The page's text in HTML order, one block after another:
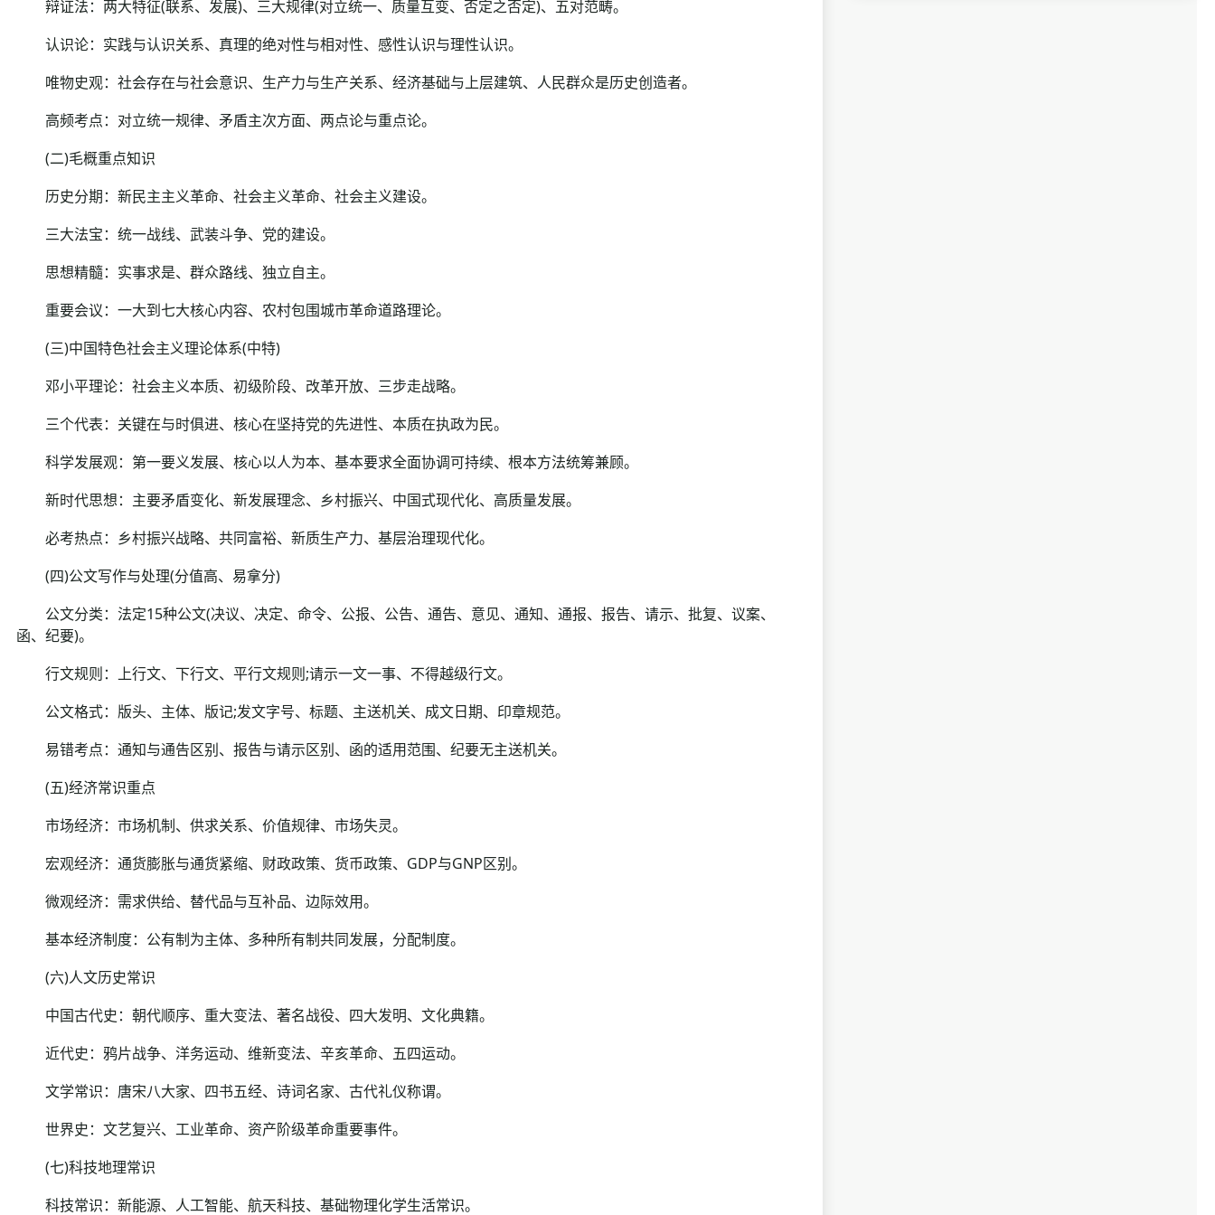
辩证法：两大特征(联系、发展)、三大规律(对立统一、质量互变、否定之否定)、五对范畴。
认识论：实践与认识关系、真理的绝对性与相对性、感性认识与理性认识。
唯物史观：社会存在与社会意识、生产力与生产关系、经济基础与上层建筑、人民群众是历史创造者。
高频考点：对立统一规律、矛盾主次方面、两点论与重点论。
(二)毛概重点知识
历史分期：新民主主义革命、社会主义革命、社会主义建设。
三大法宝：统一战线、武装斗争、党的建设。
思想精髓：实事求是、群众路线、独立自主。
重要会议：一大到七大核心内容、农村包围城市革命道路理论。
(三)中国特色社会主义理论体系(中特)
邓小平理论：社会主义本质、初级阶段、改革开放、三步走战略。
三个代表：关键在与时俱进、核心在坚持党的先进性、本质在执政为民。
科学发展观：第一要义发展、核心以人为本、基本要求全面协调可持续、根本方法统筹兼顾。
新时代思想：主要矛盾变化、新发展理念、乡村振兴、中国式现代化、高质量发展。
必考热点：乡村振兴战略、共同富裕、新质生产力、基层治理现代化。
(四)公文写作与处理(分值高、易拿分)
公文分类：法定15种公文(决议、决定、命令、公报、公告、通告、意见、通知、通报、报告、请示、批复、议案、
函、纪要)。
行文规则：上行文、下行文、平行文规则;请示一文一事、不得越级行文。
公文格式：版头、主体、版记;发文字号、标题、主送机关、成文日期、印章规范。
易错考点：通知与通告区别、报告与请示区别、函的适用范围、纪要无主送机关。
(五)经济常识重点
市场经济：市场机制、供求关系、价值规律、市场失灵。
宏观经济：通货膨胀与通货紧缩、财政政策、货币政策、GDP与GNP区别。
微观经济：需求供给、替代品与互补品、边际效用。
基本经济制度：公有制为主体、多种所有制共同发展，分配制度。
(六)人文历史常识
中国古代史：朝代顺序、重大变法、著名战役、四大发明、文化典籍。
近代史：鸦片战争、洋务运动、维新变法、辛亥革命、五四运动。
文学常识：唐宋八大家、四书五经、诗词名家、古代礼仪称谓。
世界史：文艺复兴、工业革命、资产阶级革命重要事件。
(七)科技地理常识
科技常识：新能源、人工智能、航天科技、基础物理化学生活常识。